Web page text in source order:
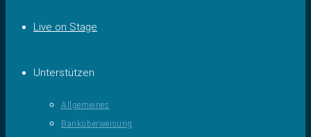
Live on Stage
Unterstützen
Allgemeines
Banküberweisung